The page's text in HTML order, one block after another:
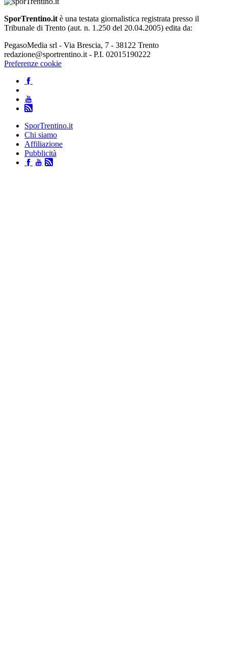
SporTrentino.it è una testata giornalistica registrata presso il
Tribunale di Trento (aut. n. 1.250 del 20.04.2005) edita da:
PegasoMedia srl - Via Brescia, 7 - 38122 Trento
redazione@sportrentino.it - P.I. 02015190222
Preferenze cookie
SporTrentino.it
Chi siamo
Affiliazione
Pubblicità